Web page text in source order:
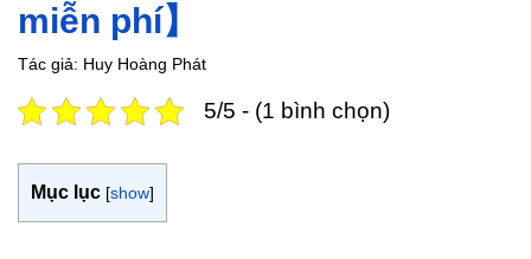
miễn phí】
Tác giả: Huy Hoàng Phát
5/5 - (1 bình chọn)
Mục lục [show]